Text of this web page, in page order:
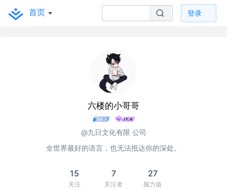
首页 登录
六楼的小哥哥
@九日文化有限 公司
全世界最好的语言，也无法抵达你的深处。
15
关注
7
关注者
27
掘力值